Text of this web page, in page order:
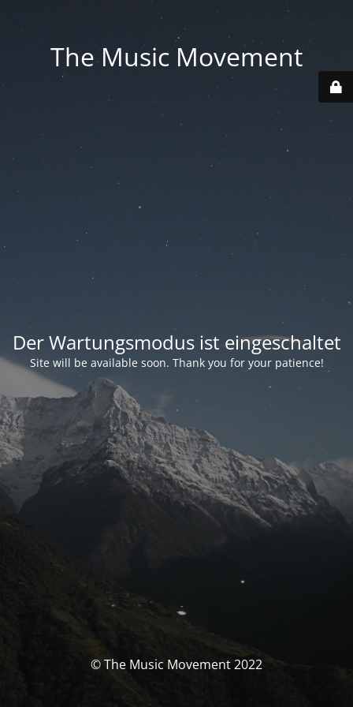
The Music Movement
Der Wartungsmodus ist eingeschaltet
Site will be available soon. Thank you for your patience!
© The Music Movement 2022